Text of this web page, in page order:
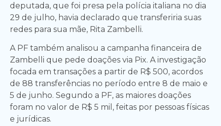
deputada, que foi presa pela polícia italiana no dia
29 de julho, havia declarado que transferiria suas
redes para sua mãe, Rita Zambelli.
A PF também analisou a campanha financeira de
Zambelli que pede doações via Pix. A investigação
focada em transações a partir de R$ 500, acordos
de 88 transferências no período entre 8 de maio e
5 de junho. Segundo a PF, as maiores doações
foram no valor de R$ 5 mil, feitas por pessoas físicas
e jurídicas.